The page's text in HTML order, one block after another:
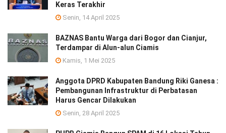
Keras Terakhir
Senin, 14 April 2025
BAZNAS Bantu Warga dari Bogor dan Cianjur,
Terdampar di Alun-alun Ciamis
Kamis, 1 Mei 2025
Anggota DPRD Kabupaten Bandung Riki Ganesa :
Pembangunan Infrastruktur di Perbatasan
Harus Gencar Dilakukan
Senin, 28 April 2025